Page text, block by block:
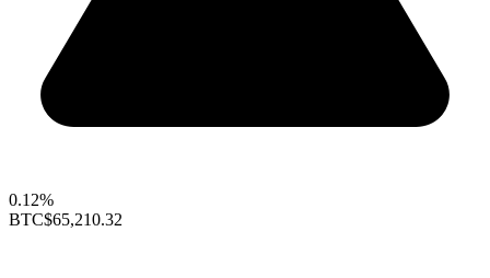
0.12%
BTC$65,210.32